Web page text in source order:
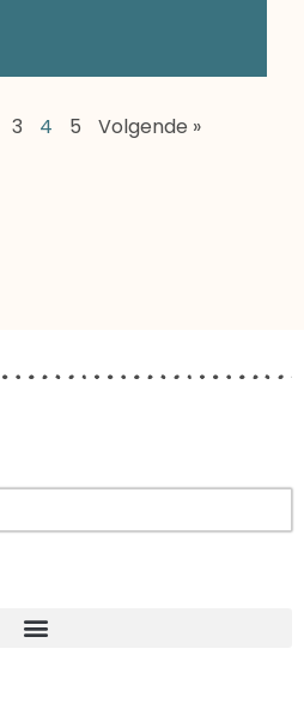
3 4 5 Volgende »